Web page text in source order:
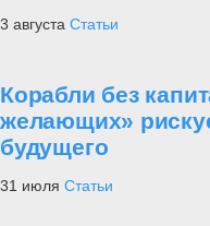
3 августа Статьи
Корабли без
желающих»
будущего
31 июля Статьи